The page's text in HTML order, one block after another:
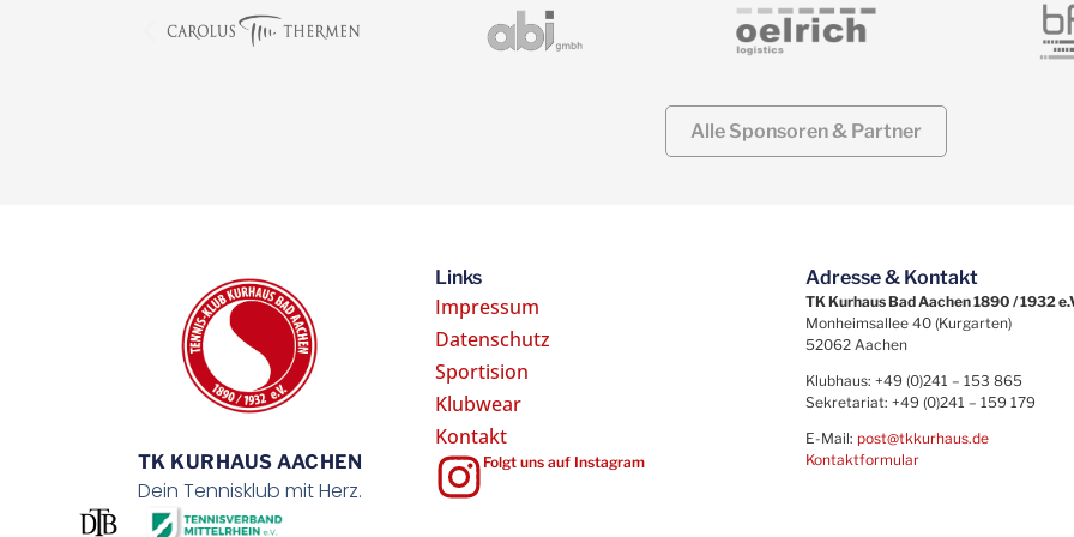
Alle Sponsoren & Partner
TK KURHAUS AACHEN
Dein Tennisklub mit Herz.
Links
Impressum
Datenschutz
Sportision
Klubwear
Kontakt
Folgt uns auf Instagram
Adresse & Kontakt
TK Kurhaus Bad Aachen 1890 / 1932
Monheimsallee 40 (Kurgarten)
52062 Aachen
Klubhaus: +49 (0)241 – 153 865
Sekretariat: +49 (0)241 – 159 179
E-Mail: post@tkkurhaus.de
Kontaktformular